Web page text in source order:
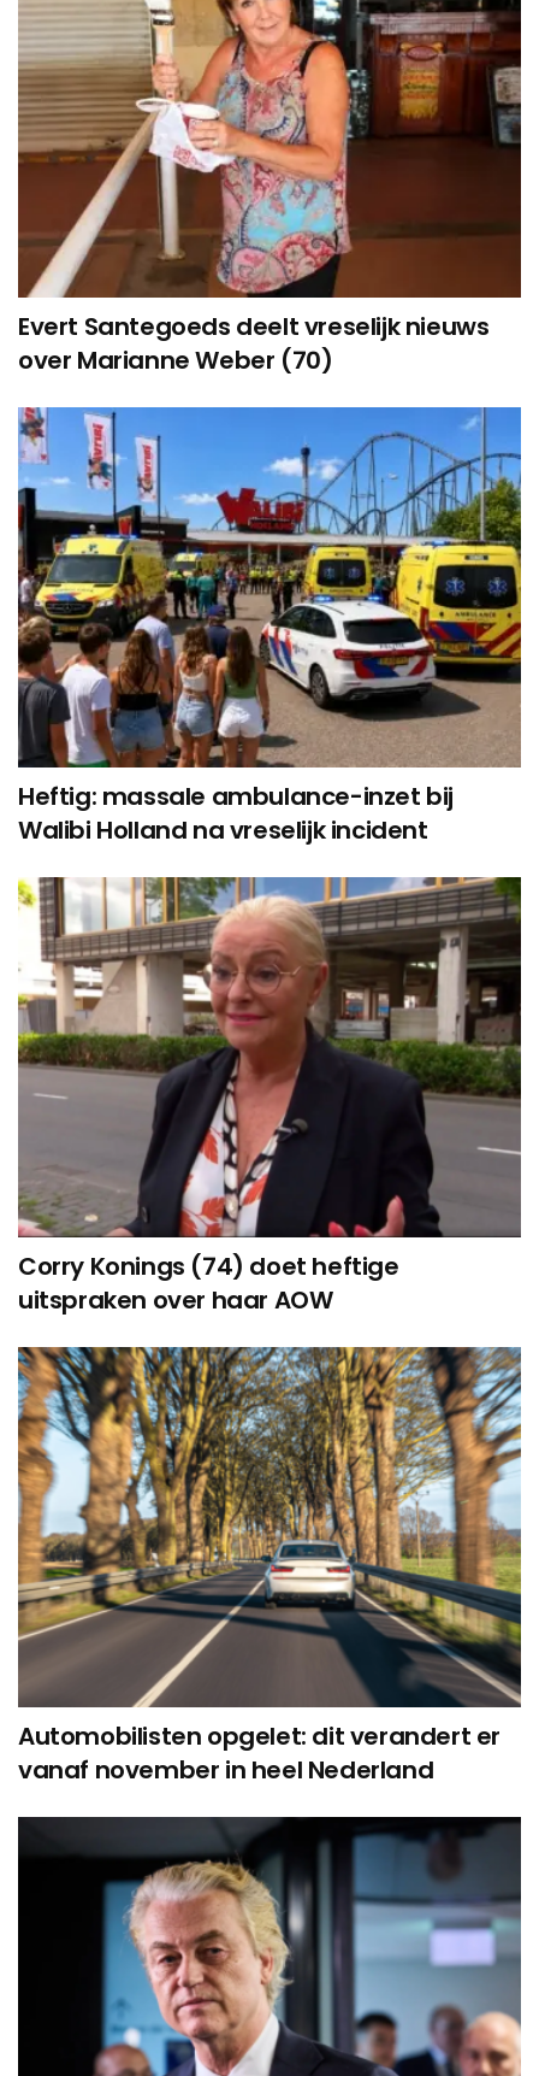
Evert Santegoeds deelt vreselijk nieuws
over Marianne Weber (70)
Heftig: massale ambulance-inzet bij
Walibi Holland na vreselijk incident
Corry Konings (74) doet heftige
uitspraken over haar AOW
Automobilisten opgelet: dit verandert er
vanaf november in heel Nederland